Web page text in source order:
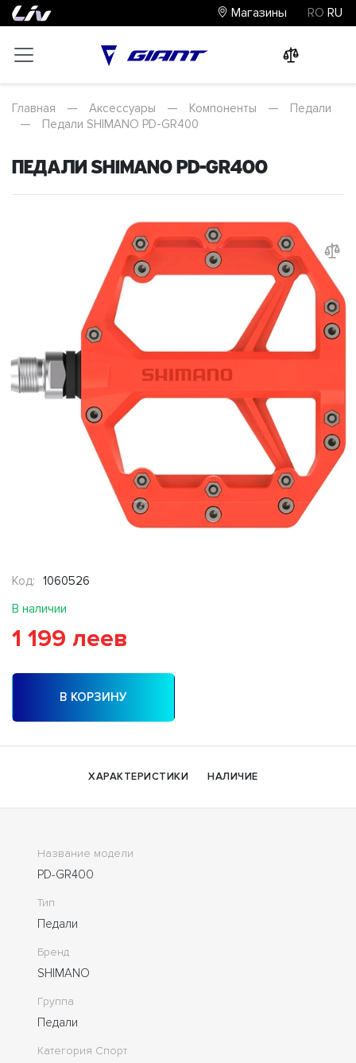
Магазины RO RU
Главная — Аксессуары — Компоненты —
Педали
—
Педали SHIMANO PD-GR400
Педали SHIMANO PD-GR400
Код:
1060526
В наличии
1 199 леев
В КОРЗИНУ
ХАРАКТЕРИСТИКИ НАЛИЧИЕ
Название модели
PD-GR400
Тип
Педали
Бренд
SHIMANO
Группа
Педали
Категория Спорт